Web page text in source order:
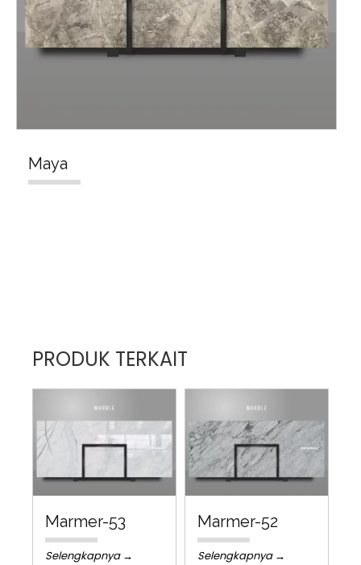
Maya
PRODUK TERKAIT
Marmer-53
Selengkapnya →
Marmer-52
Selengkapnya →